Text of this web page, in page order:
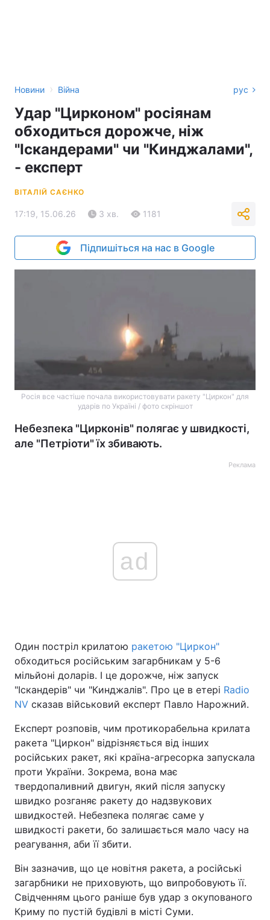
Новини › Війна рус
Удар "Цирконом" росіянам
обходиться дорожче, ніж
"Іскандерами" чи "Кинджалами",
- експерт
ВІТАЛІЙ САЄНКО
17:19, 15.06.26 3 хв. 1181
Підпишіться на нас в Google
Росія все частіше почала використовувати ракету "Циркон" для
ударів по Україні / фото скріншот
Небезпека "Цирконів" полягає у швидкості,
але "Петріоти" їх збивають.
Реклама
ad
Один постріл крилатою ракетою "Циркон"
обходиться російським загарбникам у 5-6
мільйоні доларів. І це дорожче, ніж запуск
"Іскандерів" чи "Кинджалів". Про це в етері Radio
NV сказав військовий експерт Павло Нарожний.
Експерт розповів, чим протикорабельна крилата
ракета "Циркон" відрізняється від інших
російських ракет, які країна-агресорка запускала
проти України. Зокрема, вона має
твердопаливний двигун, який після запуску
швидко розганяє ракету до надзвукових
швидкостей. Небезпека полягає саме у
швидкості ракети, бо залишається мало часу на
реагування, аби її збити.
Він зазначив, що це новітня ракета, а російські
загарбники не приховують, що випробовують її.
Свідченням цього раніше був удар з окупованого
Криму по пустій будівлі в місті Суми.